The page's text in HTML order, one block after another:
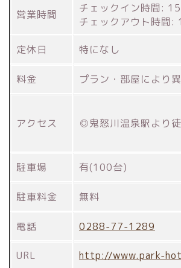
営業時間
チェックイン時間:
チェックアウト時間:
定休日 特になし
料金 プラン・部屋により
アクセス ◎鬼怒川温泉駅より
駐車場 有(100台)
駐車料金 無料
電話 0288-77-1289
URL http://www.park-